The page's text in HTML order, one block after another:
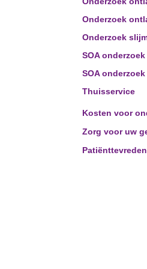
Onderzoek
Onderzoek
SOA
SOA
Thuisservice
Kosten voor
Zorg voor uw